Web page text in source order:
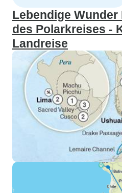
Lebendige
des Polarkreises -
Landreise